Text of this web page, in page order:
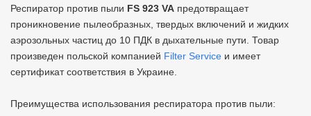
Респиратор против пыли FS 923 VA предотвращает
проникновение пылеобразных, твердых включений и жидких
аэрозольных частиц до 10 ПДК в дыхательные пути. Товар
произведен польской компанией Filter Service и имеет
сертификат соответствия в Украине.
Преимущества использования респиратора против пыли: